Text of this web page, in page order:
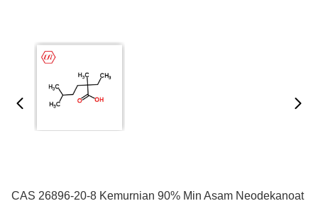
CAS 26896-20-8 Kemurnian 90% Min Asam Neodekanoat